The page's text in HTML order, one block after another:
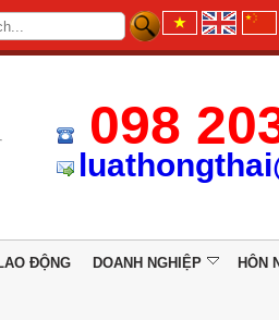
098
ĐỘNG DOANH NGHIỆP HÔN